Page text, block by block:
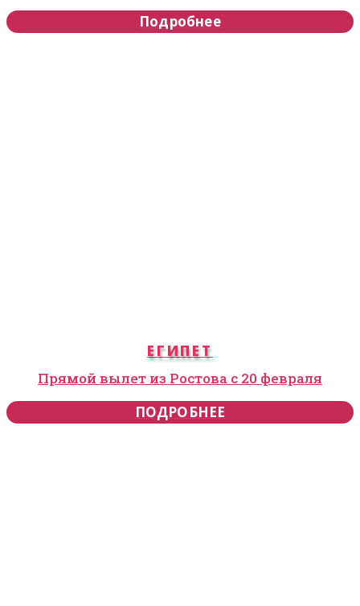
Подробнее
ЕГИПЕТ
Прямой вылет из Ростова с 20 февраля
ПОДРОБНЕЕ